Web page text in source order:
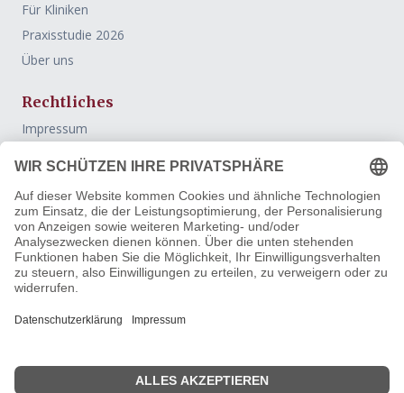
Für Kliniken
Praxisstudie 2026
Über uns
Rechtliches
Impressum
Datenschutz
Widerrufsbelehrung
Vertrag widerrufen
Kontakt
FreiburgerÄrzteConsulting
Orientierung und ausgewählte Unterstützung für